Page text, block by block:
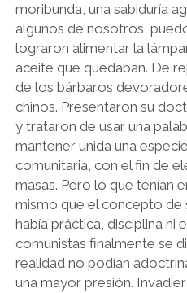
moribunda, una sabiduría
algunos de nosotros,
lograron alimentar la
aceite que quedaban. De
de los bárbaros
chinos. Presentaron su
y trataron de usar una
mantener unida una
comunitaria, con el fin de
masas. Pero lo que tenían
mismo que el concepto de
había práctica, disciplina ni
comunistas finalmente se
realidad no podían
una mayor presión.